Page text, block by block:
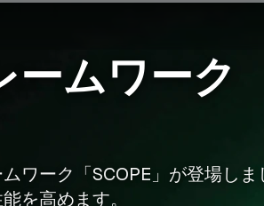
ムワーク
ワーク「SCOPE」が登場しま
を高めます。